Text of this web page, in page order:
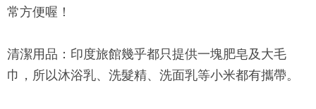
常方便喔！
清潔用品： 印度旅館幾乎都只提供一塊肥皂及大毛
巾，所以沐浴乳、洗髮精、洗面乳等小米都有攜帶。